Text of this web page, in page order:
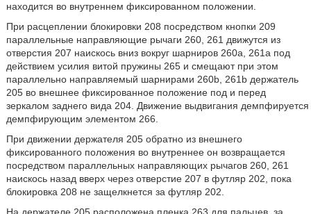
находится во внутреннем фиксированном положении.
При расцеплении блокировки 208 посредством кнопки 209
параллельные направляющие рычаги 260, 261 движутся из
отверстия 207 наискось вниз вокруг шарниров 260a, 261a под
действием усилия витой пружины 265 и смещают при этом
параллельно направляемый шарнирами 260b, 261b держатель
205 во внешнее фиксированное положение под и перед
зеркалом заднего вида 204. Движение выдвигания демпфируется
демпфирующим элементом 266.
При движении держателя 205 обратно из внешнего
фиксированного положения во внутреннее он возвращается
посредством параллельных направляющих рычагов 260, 261
наискось назад вверх через отверстие 207 в футляр 202, пока
блокировка 208 не защелкнется за футляр 202.